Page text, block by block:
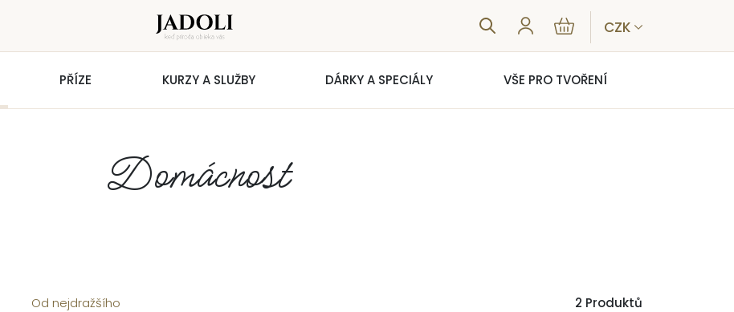
CZK
PŘÍZE KURZY A SLUŽBY DÁRKY A SPECIÁLY VŠE PRO TVOŘENÍ
Domácnost
Od nejdražšího 2 Produktů